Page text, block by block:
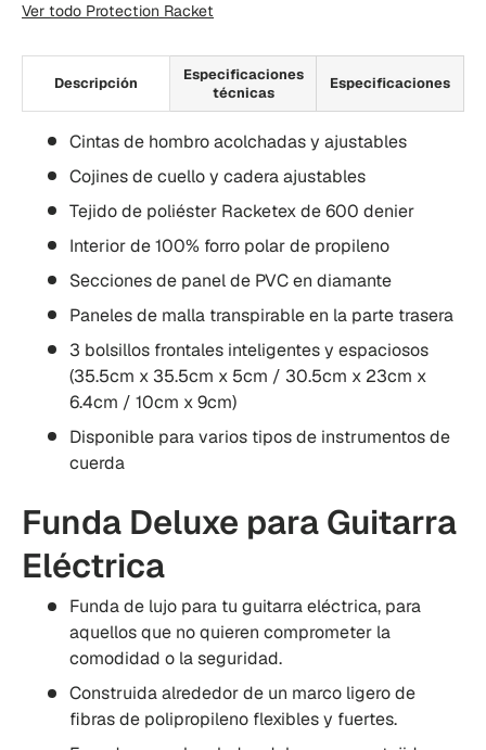
Ver todo Protection Racket
Descripción
Especificaciones
técnicas
Especificaciones
Cintas de hombro acolchadas y ajustables
Cojines de cuello y cadera ajustables
Tejido de poliéster Racketex de 600 denier
Interior de 100% forro polar de propileno
Secciones de panel de PVC en diamante
Paneles de malla transpirable en la parte trasera
3 bolsillos frontales inteligentes y espaciosos
(35.5cm x 35.5cm x 5cm / 30.5cm x 23cm x
6.4cm / 10cm x 9cm)
Disponible para varios tipos de instrumentos de
cuerda
Funda Deluxe para Guitarra
Eléctrica
Funda de lujo para tu guitarra eléctrica, para
aquellos que no quieren comprometer la
comodidad o la seguridad.
Construida alrededor de un marco ligero de
fibras de polipropileno flexibles y fuertes.